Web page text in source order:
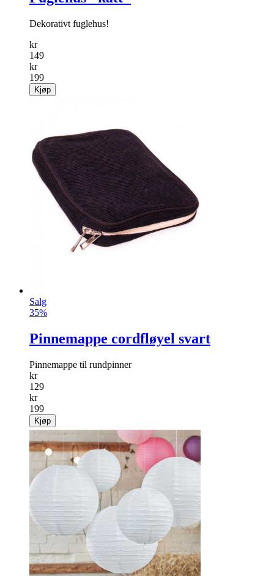
Dekorativt fuglehus!
kr
149
kr
199
Kjøp
Salg
35%
Pinnemappe cordfløyel svart
Pinnemappe til rundpinner
kr
129
kr
199
Kjøp